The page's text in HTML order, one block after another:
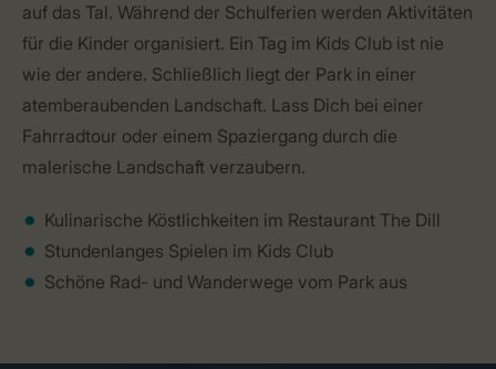
auf das Tal. Während der Schulferien werden Aktivitäten
für die Kinder organisiert. Ein Tag im Kids Club ist nie
wie der andere. Schließlich liegt der Park in einer
atemberaubenden Landschaft. Lass Dich bei einer
Fahrradtour oder einem Spaziergang durch die
malerische Landschaft verzaubern.
Kulinarische Köstlichkeiten im Restaurant The Dill
Stundenlanges Spielen im Kids Club
Schöne Rad- und Wanderwege vom Park aus